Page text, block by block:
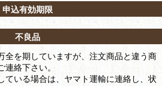
申込有効期限
不良品
全を期していますが、注文商品と違う商
絡下さい。
ている場合は、ヤマト運輸に連絡し、状